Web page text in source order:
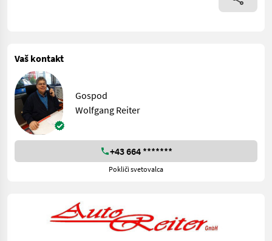
Vaš kontakt
Gospod
Wolfgang Reiter
+43 664 *******
Pokliči svetovalca